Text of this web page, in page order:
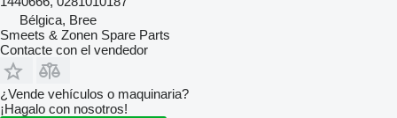
Bélgica, Bree
Smeets & Zonen Spare Parts
Contacte con el vendedor
¿Vende vehículos o maquinaria?
¡Hagalo con nosotros!